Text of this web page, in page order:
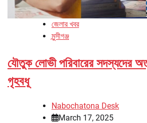
জেলার খবর
মুন্সীগঞ্জ
যৌতুক লোভী পরিবারের সদস্যদের
গৃহবধূ
Nabochatona Desk
March 17, 2025